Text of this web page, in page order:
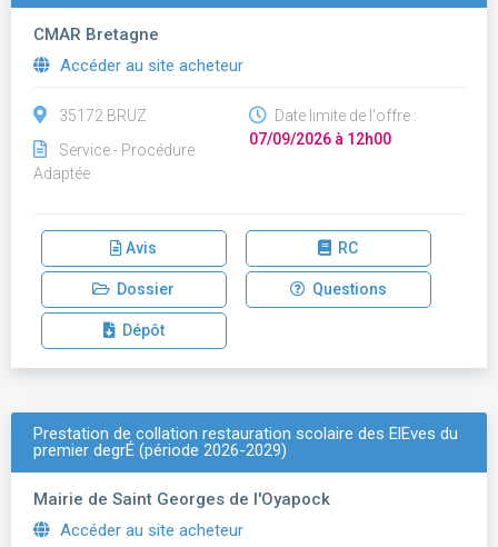
CMAR Bretagne
Accéder au site acheteur
35172 BRUZ
Service - Procédure
Adaptée
Date limite de l'offre :
07/09/2026 à 12h00
Avis RC
Dossier Questions
Dépôt
Prestation de collation restauration scolaire des ÉlÈves du
premier degrÉ (période 2026-2029)
Mairie de Saint Georges de l'Oyapock
Accéder au site acheteur